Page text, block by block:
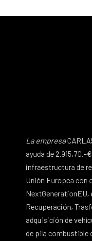
La empresa
ayuda de 2.915,70.-
infraestructura de
Unión Europea con
NextGenerationEU,
Recuperación,
adquisición de
de pila combustible